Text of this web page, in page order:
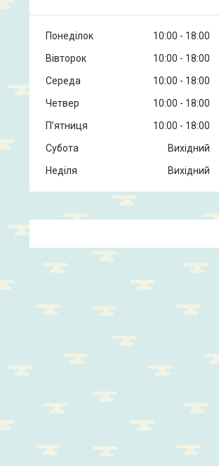
Понеділок 10:00
18:00
Вівторок
10:00
18:00
Середа
10:00
18:00
Четвер
10:00
18:00
Пʼятниця
10:00
18:00
Субота
Вихідний
Неділя
Вихідний